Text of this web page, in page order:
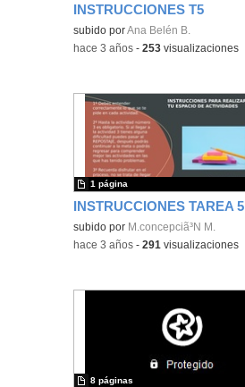
INSTRUCCIONES T5
Contenido educativo.
subido porAna Belén B.
-hace 3 años -253 visualizaciones
INSTRUCCIONES TAREA 5
Contenido educativo.
subido por M.concepciã³N M.
1 página
-hace 3 años -291 visualizaciones
8 páginas